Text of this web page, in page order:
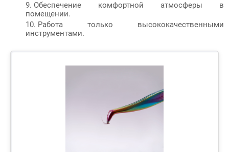
Обеспечение комфортной атмосферы в
помещении.
Работа только высококачественными
инструментами.